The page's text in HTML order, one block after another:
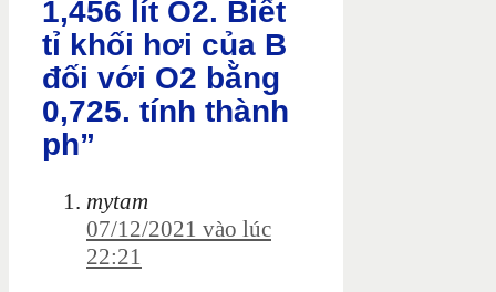
1,456 lít O2. Biết
tỉ khối hơi của B
đối với O2 bằng
0,725. tính thành
ph”
mytam
07/12/2021 vào lúc
22:21